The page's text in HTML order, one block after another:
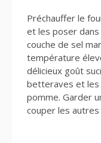
Préchauffer le
et les poser
couche de sel
température
délicieux goût
betteraves et les
pomme. Garder
couper les autres